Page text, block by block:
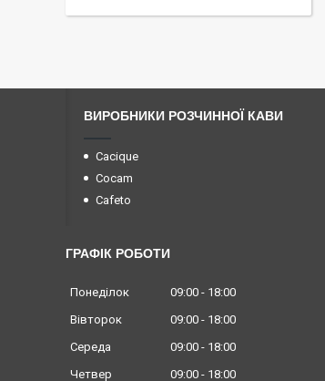
ВИРОБНИКИ РОЗЧИННОЇ КАВИ
Cacique
Cocam
Cafeto
ГРАФІК РОБОТИ
Понеділок 09:00
18:00
Вівторок
09:00
18:00
Середа
09:00
18:00
Четвер
09:00 18:00